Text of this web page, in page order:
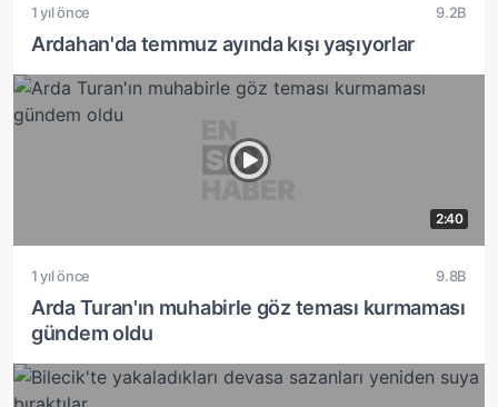
1 yıl önce 9.2B
Ardahan'da temmuz ayında kışı yaşıyorlar
2:40
1 yıl önce 9.8B
Arda Turan'ın muhabirle göz teması kurmaması
gündem oldu